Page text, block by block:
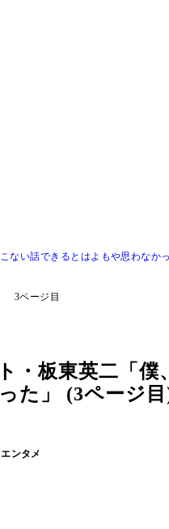
ない話できるとはよもや思わなかっ
3ページ目
・板東英二「
た」 (3ページ目
エンタメ